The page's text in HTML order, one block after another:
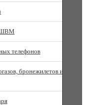
ШВМ
телефонов
бронежилетов и